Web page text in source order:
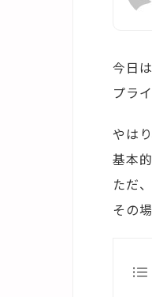
今日
プラ
やは
基本
ただ
その